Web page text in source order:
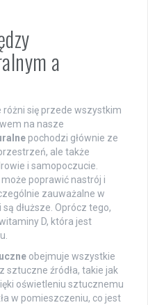
a
się przede wszystkim
na nasze
pochodzi głównie ze
ale także
i samopoczucie.
poprawić nastrój i
zauważalne w
dłuższe. Oprócz tego,
D, która jest
obejmuje wszystkie
sztuczne źródła, takie jak
oświetleniu sztucznemu
w pomieszczeniu, co jest